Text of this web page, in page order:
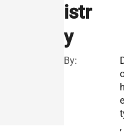
istr
y
By:
,